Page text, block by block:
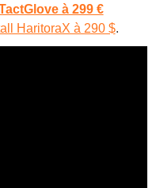
à 299 €
HaritoraX à 290 $.